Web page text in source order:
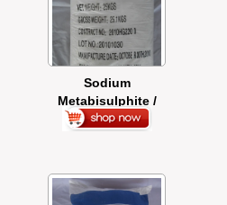
Sodium
Metabisulphite /
โซเดียม เมทตาไบซัล